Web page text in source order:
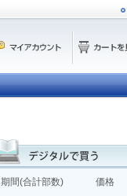
期間(合計部数) 価格